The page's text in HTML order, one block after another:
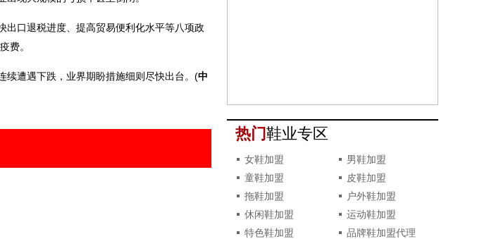
口退税进度、提高贸易便利化水平等八项政
费。
遭遇下跌，业界期盼措施细则尽快出台。(中
热门鞋业专区
女鞋加盟
男鞋加盟
童鞋加盟
皮鞋加盟
拖鞋加盟
户外鞋加盟
休闲鞋加盟
运动鞋加盟
特色鞋加盟
品牌鞋加盟代理